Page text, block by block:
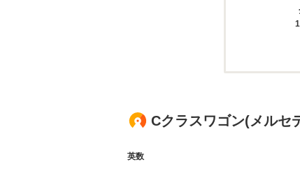
Cクラスワゴン(メルセ
英数